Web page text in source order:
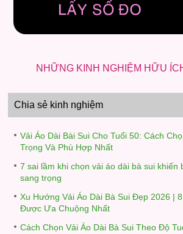
NHỮNG KINH NGHIỆM HỮU
Chia sẻ kinh nghiệm
Vải Áo Dài Bài Sui Cho Tuổi 50: Cách
Trọng Và Phù Hợp Nhất
7 sai lầm khi chọn vải áo dài bà sui khiến
sang trọng
Xu Hướng Vải Áo Dài Bà Sui Đẹp 2026 |
Được Ưa Chuộng Nhất
Cách Chọn Vải Áo Dài Bà Sui Theo Độ